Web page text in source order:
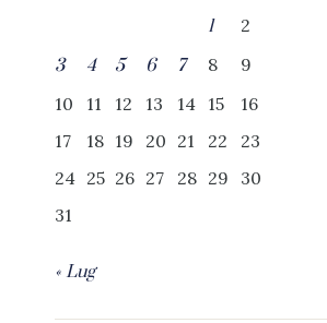
1
2
3
4 5 6 7 8
9
10
11 12 13 14 15
16
17
18 19 20 21 22
23
24 25 26 27 28 29
30
31
« Lug